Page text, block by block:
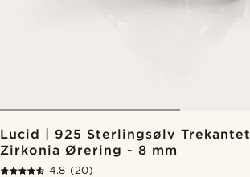
Lucid | 925 Sterlingsølv Trekantet
Zirkonia Ørering - 8 mm
4.8 (20)